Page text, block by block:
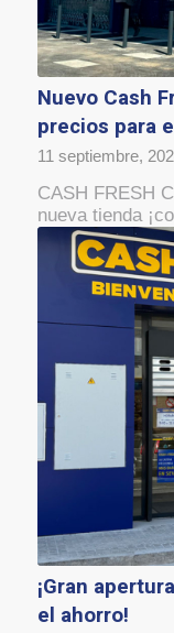
Nuevo Cash
precios para
11 septiembre,
CASH FRESH
nueva tienda
¡Gran
el ahorro!